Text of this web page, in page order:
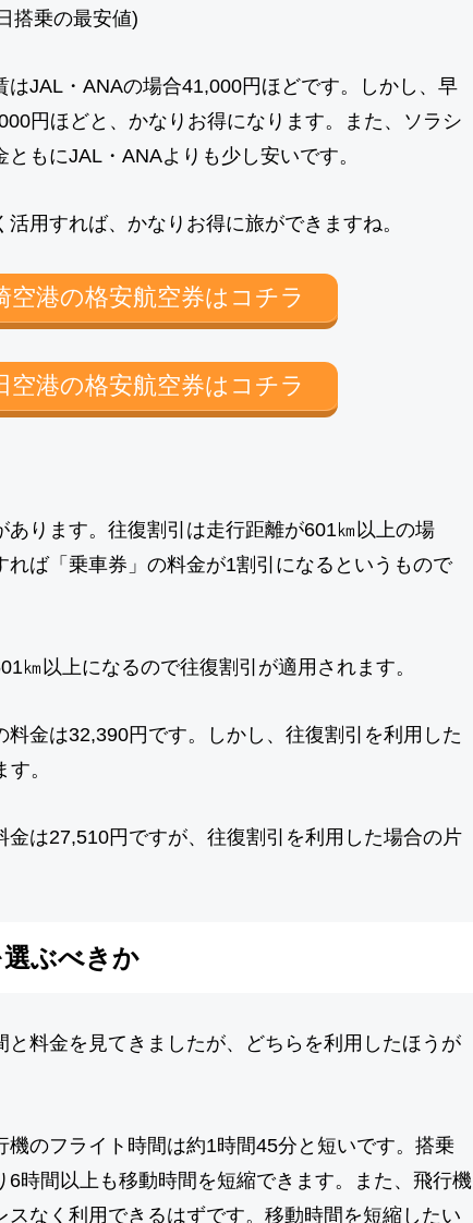
搭乗の最安値)
JAL・ANAの場合41,000円ほどです。しかし、早
円ほどと、かなりお得になります。また、ソラシ
もにJAL・ANAよりも少し安いです。
用すれば、かなりお得に旅ができますね。
港の格安航空券はコチラ
港の格安航空券はコチラ
ります。往復割引は走行距離が601㎞以上の場
ば「乗車券」の料金が1割引になるというもので
㎞以上になるので往復割引が適用されます。
金は32,390円です。しかし、往復割引を利用した
。
金は27,510円ですが、往復割引を利用した場合の片
ぶべきか
料金を見てきましたが、どちらを利用したほうが
機のフライト時間は約1時間45分と短いです。搭乗
時間以上も移動時間を短縮できます。また、飛行機
なく利用できるはずです。移動時間を短縮したい